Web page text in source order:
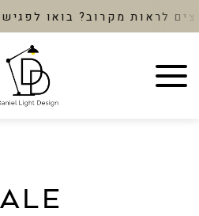
מקרוב? בואו לפגישה